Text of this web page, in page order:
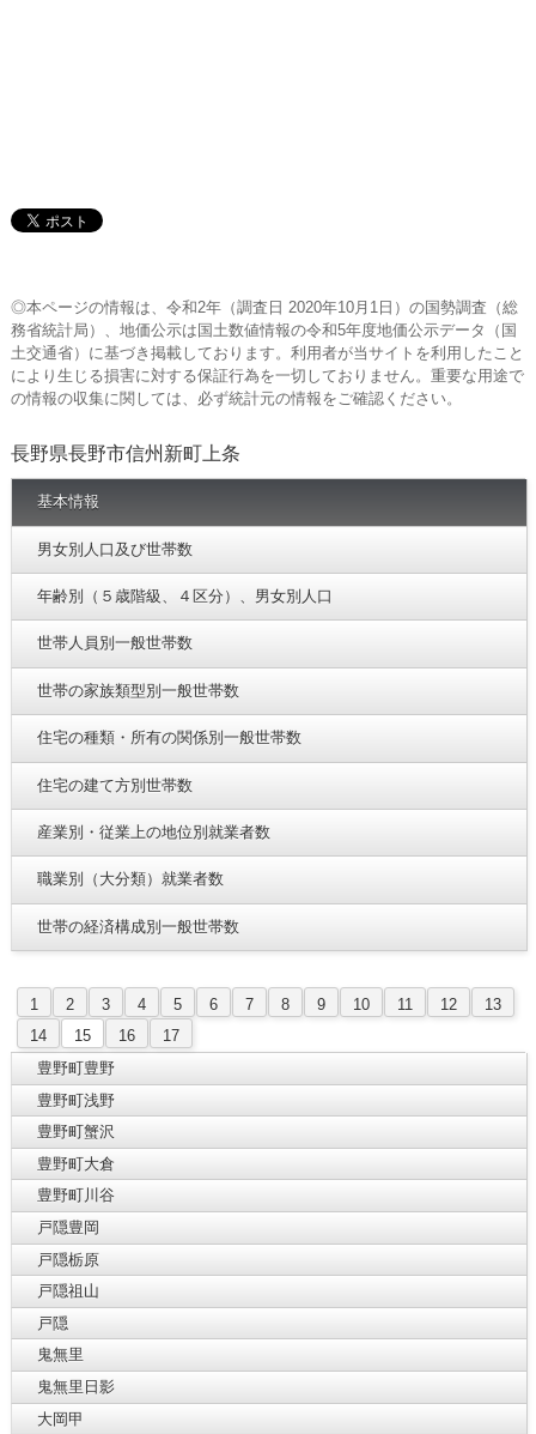
◎本ページの情報は、令和2年（調査日 2020年10月1日）の国勢調査（総
務省統計局）、地価公示は国土数値情報の令和5年度地価公示データ（国
土交通省）に基づき掲載しております。利用者が当サイトを利用したこと
により生じる損害に対する保証行為を一切しておりません。重要な用途で
の情報の収集に関しては、必ず統計元の情報をご確認ください。
長野県長野市信州新町上条
基本情報
男女別人口及び世帯数
年齢別（５歳階級、４区分）、男女別人口
世帯人員別一般世帯数
世帯の家族類型別一般世帯数
住宅の種類・所有の関係別一般世帯数
住宅の建て方別世帯数
産業別・従業上の地位別就業者数
職業別（大分類）就業者数
世帯の経済構成別一般世帯数
1 2 3 4 5 6 7 8 9 10 11 12
13
14
15 16
17
豊野町豊野
豊野町浅野
豊野町蟹沢
豊野町大倉
豊野町川谷
戸隠豊岡
戸隠栃原
戸隠祖山
戸隠
鬼無里
鬼無里日影
大岡甲